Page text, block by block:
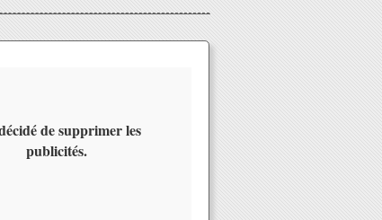
de supprimer les
publicités.